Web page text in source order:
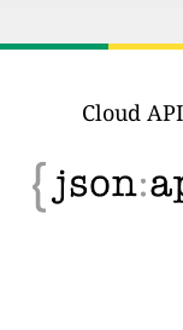
Cloud API